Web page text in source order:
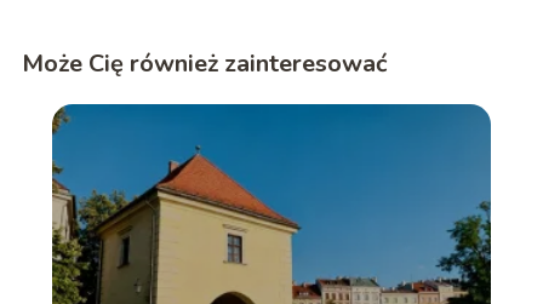
Może Cię również zainteresować